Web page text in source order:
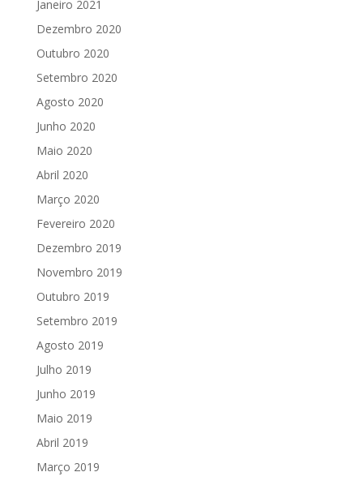
Janeiro 2021
Dezembro 2020
Outubro 2020
Setembro 2020
Agosto 2020
Junho 2020
Maio 2020
Abril 2020
Março 2020
Fevereiro 2020
Dezembro 2019
Novembro 2019
Outubro 2019
Setembro 2019
Agosto 2019
Julho 2019
Junho 2019
Maio 2019
Abril 2019
Março 2019